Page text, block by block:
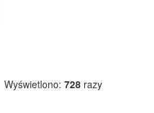
Wyświetlono: 728 razy